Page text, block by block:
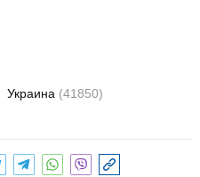
Украина (41850)